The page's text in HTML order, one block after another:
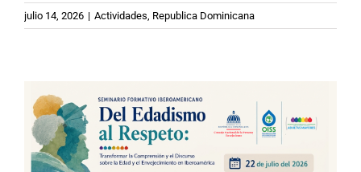
julio 14, 2026 | Actividades, Republica Dominicana
Iberoamericano «Del Edadismo al